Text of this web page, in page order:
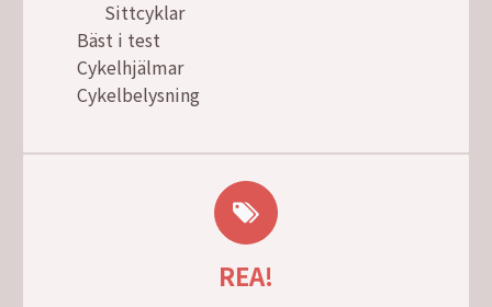
Sittcyklar
Bäst i test
Cykelhjälmar
Cykelbelysning
REA!